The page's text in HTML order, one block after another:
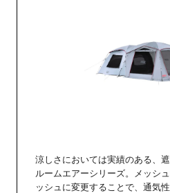
涼しさにおいては実績のある、
ルームエアーシリーズ。メッシ
ッシュに変更することで、通気